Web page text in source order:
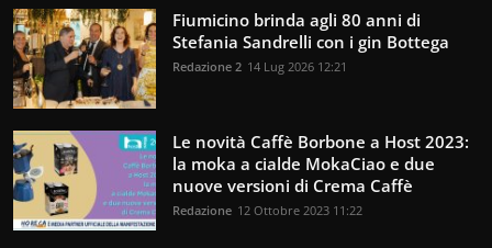
Fiumicino brinda agli 80 anni di
Stefania Sandrelli con i gin Bottega
Redazione 2 14 Lug 2026 12:21
Le novità Caffè Borbone a Host 2023:
la moka a cialde MokaCiao e due
nuove versioni di Crema Caffè
Redazione 12 Ottobre 2023 11:22